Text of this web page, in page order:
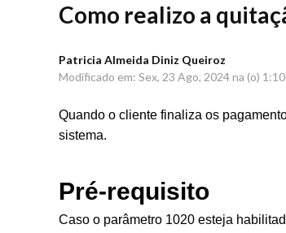
Como realizo a
Patricia Almeida Diniz Queiroz
Modificado em: Sex, 23 Ago, 2024 na (o)
Quando o cliente finaliza os
sistema.
Pré-requisito
Caso o parâmetro 1020 esteja